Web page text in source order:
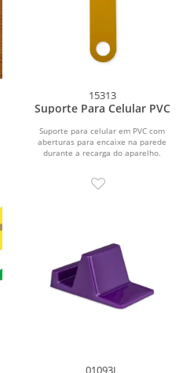
15313
Suporte Para Celular PVC
Suporte para celular em PVC com
aberturas para encaixe na parede
durante a recarga do aparelho.
01093L